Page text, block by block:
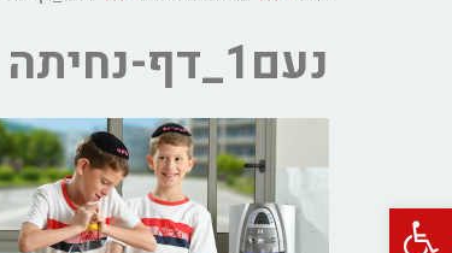
פתח סרגל נגישות
נעם1_דף-נחיתה